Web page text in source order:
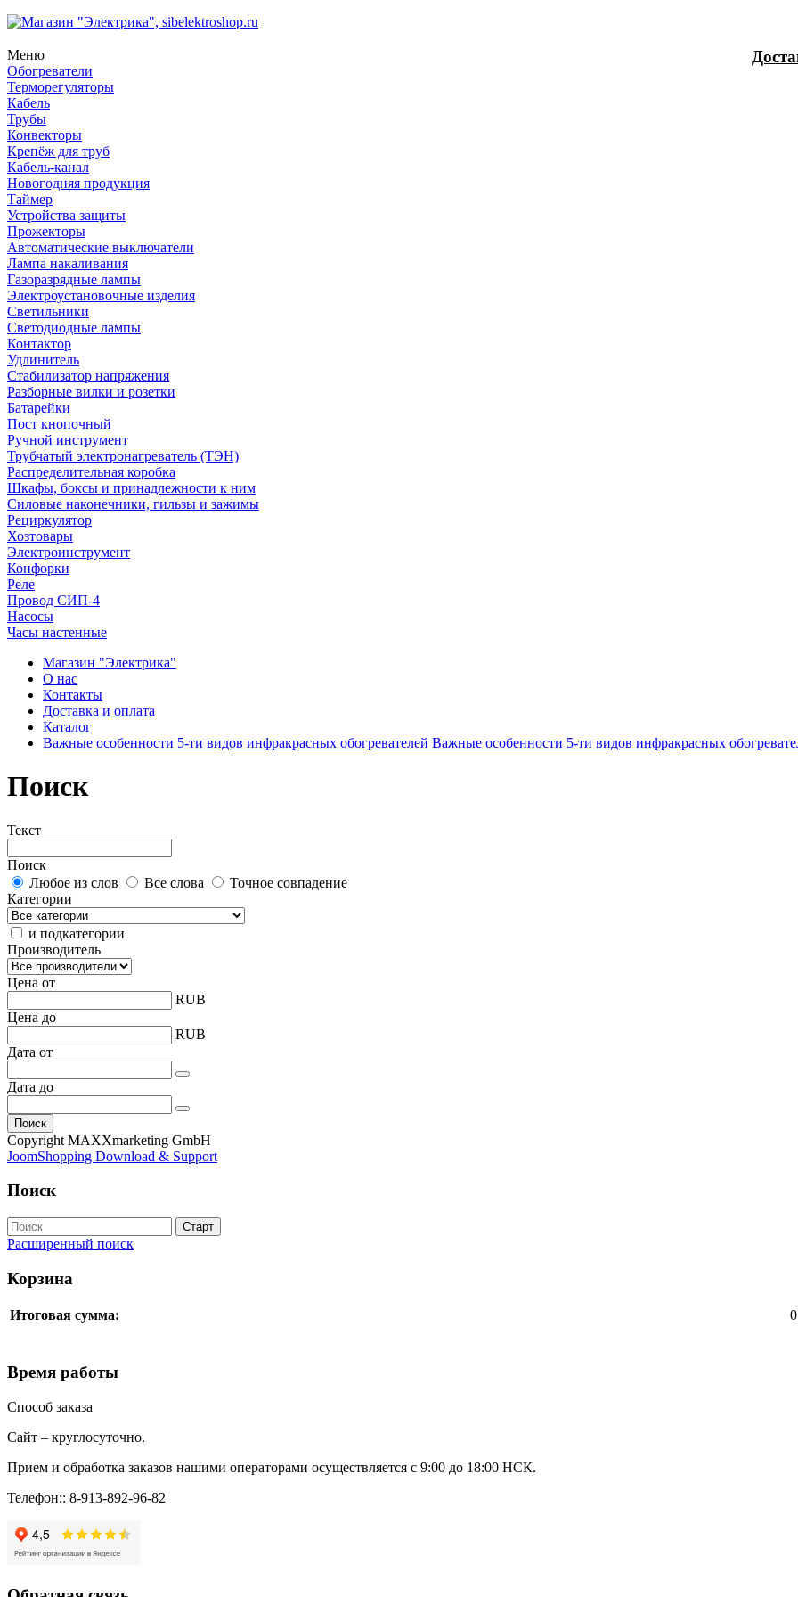
Меню
Обогреватели
Терморегуляторы
Кабель
Трубы
Конвекторы
Крепёж для труб
Кабель-канал
Новогодняя продукция
Таймер
Устройства защиты
Прожекторы
Автоматические выключатели
Лампа накаливания
Газоразрядные лампы
Электроустановочные изделия
Светильники
Светодиодные лампы
Контактор
Удлинитель
Стабилизатор напряжения
Разборные вилки и розетки
Батарейки
Пост кнопочный
Ручной инструмент
Трубчатый электронагреватель (ТЭН)
Распределительная коробка
Шкафы, боксы и принадлежности к ним
Силовые наконечники, гильзы и зажимы
Рециркулятор
Хозтовары
Электроинструмент
Конфорки
Реле
Провод СИП-4
Насосы
Часы настенные
Магазин "Электрика"
О нас
Контакты
Доставка и оплата
Каталог
Важные особенности 5-ти видов инфракрасных обогревателей Важные особенности 5-ти видов инфракрасных
Поиск
Текст
Поиск
Любое из слов
Все слова
Точное совпадение
Категории
и подкатегории
Производитель
Цена от
RUB
Цена до
RUB
Дата от
Дата до
Copyright MAXXmarketing GmbH
JoomShopping Download & Support
Поиск
Расширенный поиск
Корзина
Итоговая сумма:
Время работы
Способ заказа
Сайт – круглосуточно.
Прием и обработка заказов нашими операторами осуществляется с 9:00 до 18:00 НСК.
Телефон:: 8-913-892-96-82